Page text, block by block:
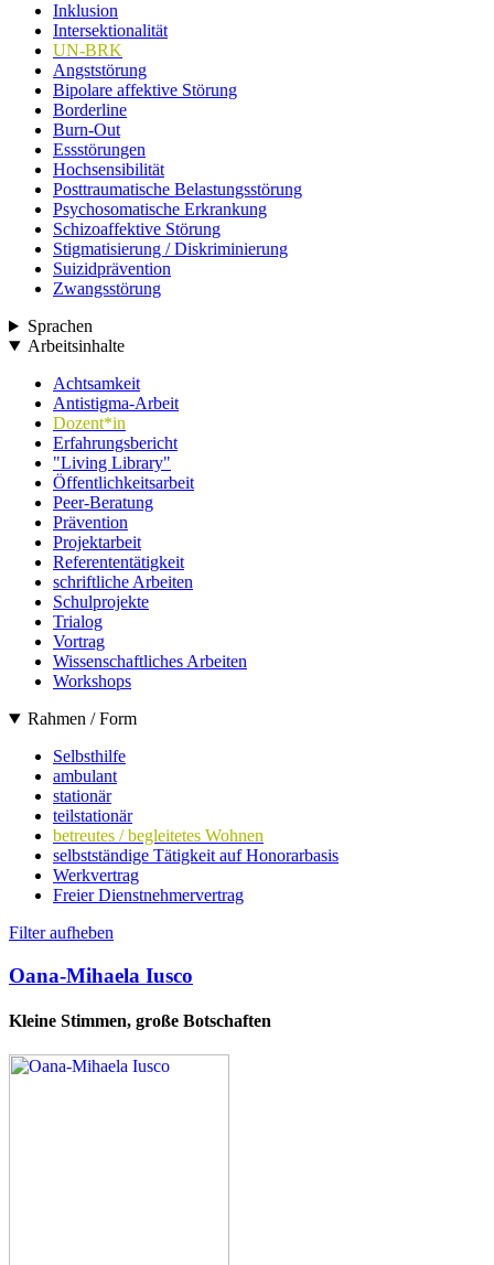
Inklusion
Intersektionalität
UN-BRK
Angststörung
Bipolare affektive Störung
Borderline
Burn-Out
Essstörungen
Hochsensibilität
Posttraumatische Belastungsstörung
Psychosomatische Erkrankung
Schizoaffektive Störung
Stigmatisierung / Diskriminierung
Suizidprävention
Zwangsstörung
Sprachen
Arbeitsinhalte
Achtsamkeit
Antistigma-Arbeit
Dozent*in
Erfahrungsbericht
"Living Library"
Öffentlichkeitsarbeit
Peer-Beratung
Prävention
Projektarbeit
Referententätigkeit
schriftliche Arbeiten
Schulprojekte
Trialog
Vortrag
Wissenschaftliches Arbeiten
Workshops
Rahmen / Form
Selbsthilfe
ambulant
stationär
teilstationär
betreutes / begleitetes Wohnen
selbstständige Tätigkeit auf Honorarbasis
Werkvertrag
Freier Dienstnehmervertrag
Filter aufheben
Oana-Mihaela Iusco
Kleine Stimmen, große Botschaften